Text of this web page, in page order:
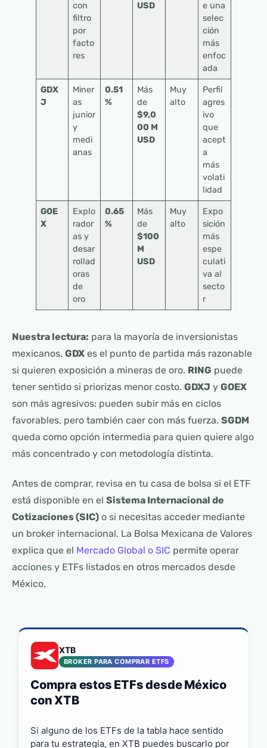
con
filtro
por
facto
res
USD
e una
selec
ción
más
enfoc
ada
GDX
J
Miner
as
junior
y
medi
anas
0.51
%
Más
de
$9,0
00 M
USD
Muy
alto
Perfil
agres
ivo
que
acept
a
más
volati
lidad
GOE
X
Explo
rador
as y
desar
rollad
oras
de
oro
0.65
%
Más
de
$100
M
USD
Muy
alto
Expo
sición
más
espe
culati
va al
secto
r
Nuestra lectura: para la mayoría de inversionistas
mexicanos, GDX es el punto de partida más razonable
si quieren exposición a mineras de oro. RING puede
tener sentido si priorizas menor costo. GDXJ y GOEX
son más agresivos: pueden subir más en ciclos
favorables, pero también caer con más fuerza. SGDM
queda como opción intermedia para quien quiere algo
más concentrado y con metodología distinta.
Antes de comprar, revisa en tu casa de bolsa si el ETF
está disponible en el Sistema Internacional de
Cotizaciones (SIC) o si necesitas acceder mediante
un broker internacional. La Bolsa Mexicana de Valores
explica que el Mercado Global o SIC permite operar
acciones y ETFs listados en otros mercados desde
México.
XTB
BROKER PARA COMPRAR ETFS
Compra estos ETFs desde México
con XTB
Si alguno de los ETFs de la tabla hace sentido
para tu estrategia, en XTB puedes buscarlo por